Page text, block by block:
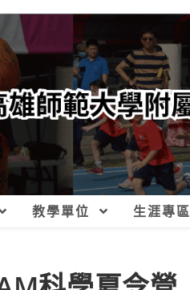
教學單位 生涯專區